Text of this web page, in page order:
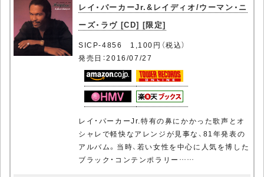
レイ・パーカーJr.&レイディオ/ウーマン・ニ
ーズ・ラヴ [CD] [限定]
SICP-4856 1,100円（税込）
発売日：2016/07/27
レイ・パーカーJr.特有の鼻にかかった歌声とオ
シャレで軽快なアレンジが見事な、81年発表の
アルバム。当時、若い女性を中心に人気を博した
ブラック・コンテンポラリー……